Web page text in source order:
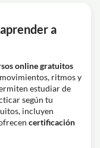
a
online gratuitos
ritmos y
estudiar de
según tu
incluyen
certificación